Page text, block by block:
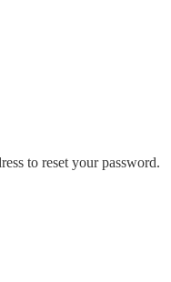
to reset your password.